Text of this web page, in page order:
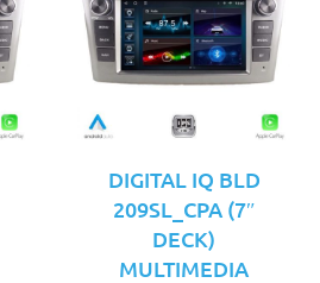
DIGITAL IQ BLD
209SL_CPA (7″
DECK)
MULTIMEDIA